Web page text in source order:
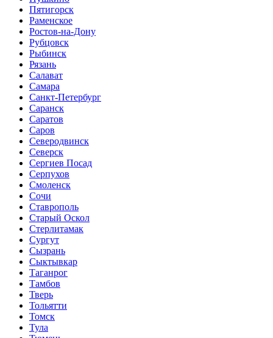
Пятигорск
Раменское
Ростов-на-Дону
Рубцовск
Рыбинск
Рязань
Салават
Самара
Санкт-Петербург
Саранск
Саратов
Саров
Северодвинск
Северск
Сергиев Посад
Серпухов
Смоленск
Сочи
Ставрополь
Старый Оскол
Стерлитамак
Сургут
Сызрань
Сыктывкар
Таганрог
Тамбов
Тверь
Тольятти
Томск
Тула